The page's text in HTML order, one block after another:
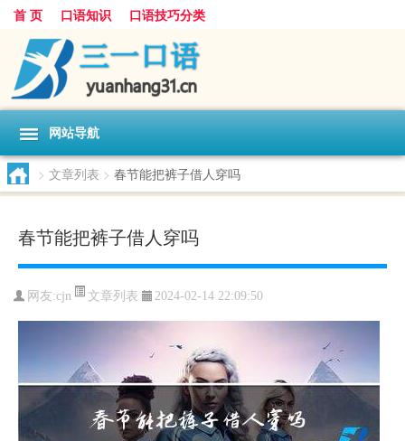
首 页 口语知识 口语技巧分类
网站导航
> 文章列表 > 春节能把裤子借人穿吗
春节能把裤子借人穿吗
网友:cjn 文章列表 2024-02-14 22:09:50